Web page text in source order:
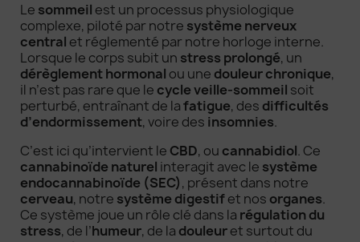
Le sommeil est un processus physiologique
complexe, piloté par notre système nerveux
central et réglementé par notre horloge interne.
Lorsque le corps subit un stress prolongé, un
dérèglement hormonal ou une douleur chronique,
il n’est pas rare que le cycle veille-sommeil soit
perturbé, entraînant de lafatigue, des difficultés
d’endormissement, voire des insomnies.
C’est ici qu’intervient le CBD, ou cannabidiol. Ce
cannabinoïde naturel interagit avec le système
endocannabinoïde (SEC), présent dans notre
cerveau, notre système digestifet nos organes.
Ce système joue un rôle clé dans la régulation du
stress, de l’humeur, de la douleuret surtout du